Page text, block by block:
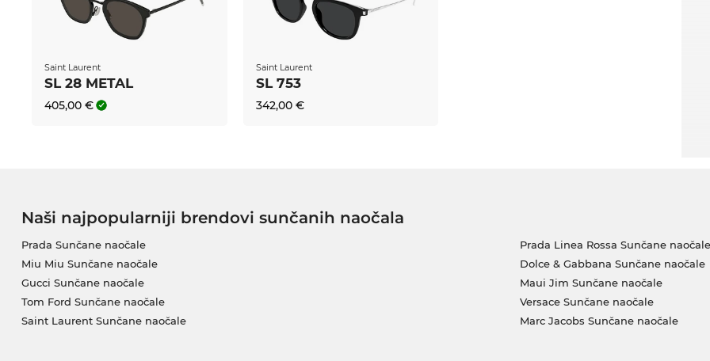
Saint Laurent
SL 28 METAL
405,00 €
Saint Laurent
SL 753
342,00 €
Naši najpopularniji brendovi sunčanih naočala
Prada Sunčane naočale
Miu Miu Sunčane naočale
Gucci Sunčane naočale
Tom Ford Sunčane naočale
Saint Laurent Sunčane naočale
Prada Linea Rossa Sunčane naočale
Dolce & Gabbana Sunčane naočale
Maui Jim Sunčane naočale
Versace Sunčane naočale
Marc Jacobs Sunčane naočale